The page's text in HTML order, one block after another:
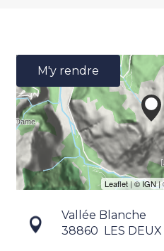
M'y rendre
Vallée Blanche
38860
LES